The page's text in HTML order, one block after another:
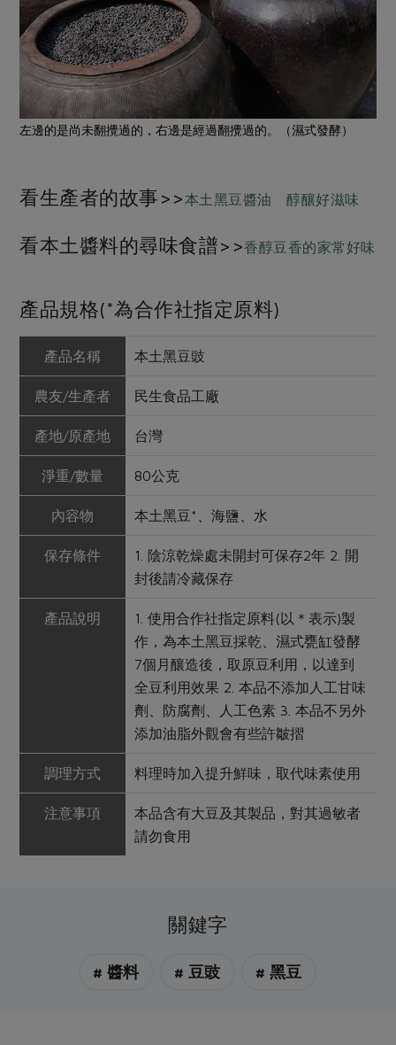
左邊的是尚未翻攪過的，右邊是經過翻攪過的。（濕式發酵）
看生產者的故事>>本土黑豆醬油 醇釀好滋味
看本土醬料的尋味食譜>>香醇豆香的家常好味
產品規格(*為合作社指定原料)
產品名稱 本土黑豆豉
農友/生產者 民生食品工廠
產地/原產地 台灣
淨重/數量 80公克
內容物 本土黑豆*、海鹽、水
保存條件
1. 陰涼乾燥處未開封可保存2年 2. 開
封後請冷藏保存
產品說明
1. 使用合作社指定原料(以＊表示)製
作，為本土黑豆採乾、濕式甕缸發酵
7個月釀造後，取原豆利用，以達到
全豆利用效果 2. 本品不添加人工甘味
劑、防腐劑、人工色素 3. 本品不另外
添加油脂外觀會有些許皺摺
調理方式 料理時加入提升鮮味，取代味素使用
注意事項
本品含有大豆及其製品，對其過敏者
請勿食用
關鍵字
# 醬料 # 豆豉 # 黑豆